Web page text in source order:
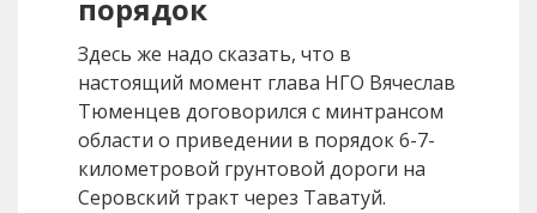
порядок
Здесь же надо сказать, что в
настоящий момент глава НГО Вячеслав
Тюменцев договорился с минтрансом
области о приведении в порядок 6-7-
километровой грунтовой дороги на
Серовский тракт через Таватуй.